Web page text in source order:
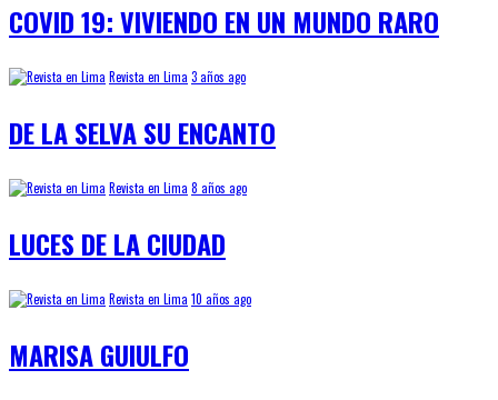
COVID 19: VIVIENDO EN UN MUNDO RARO
Revista en Lima 3 años ago
DE LA SELVA SU ENCANTO
Revista en Lima 8 años ago
LUCES DE LA CIUDAD
Revista en Lima 10 años ago
MARISA GUIULFO